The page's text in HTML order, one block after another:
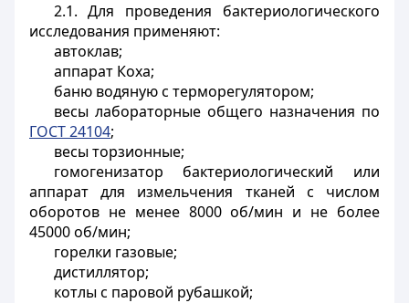
2.1. Для проведения бактериологического
исследования применяют:
автоклав;
аппарат Коха;
баню водяную с терморегулятором;
весы лабораторные общего назначения по
ГОСТ 24104;
весы торзионные;
гомогенизатор бактериологический или
аппарат для измельчения тканей с числом
оборотов не менее 8000 об/мин и не более
45000 об/мин;
горелки газовые;
дистиллятор;
котлы с паровой рубашкой;